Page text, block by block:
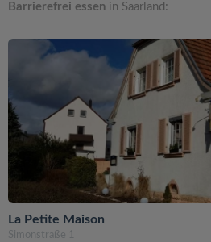
Barrierefrei essen in Saarland:
La Petite Maison
Simonstraße 1